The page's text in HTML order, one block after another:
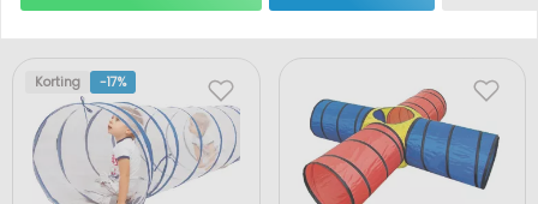
Korting -17%